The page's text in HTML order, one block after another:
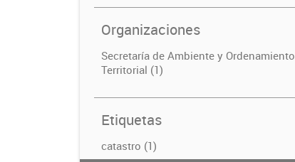
Organizaciones
Secretaría de Ambiente y Ordenamiento
Territorial (1)
Etiquetas
catastro (1)